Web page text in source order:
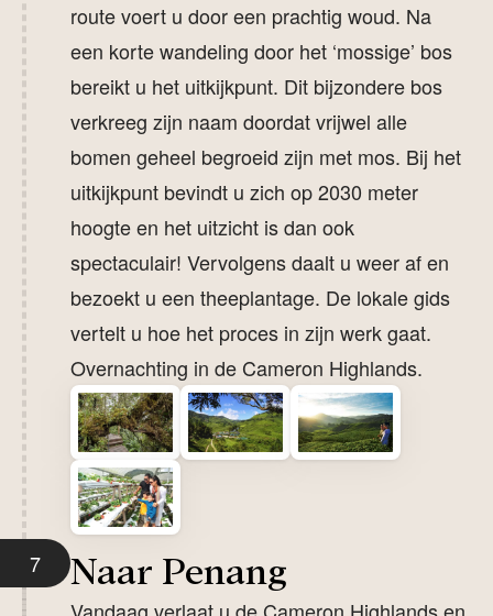
route voert u door een prachtig woud. Na
een korte wandeling door het ‘mossige’ bos
bereikt u het uitkijkpunt. Dit bijzondere bos
verkreeg zijn naam doordat vrijwel alle
bomen geheel begroeid zijn met mos. Bij het
uitkijkpunt bevindt u zich op 2030 meter
hoogte en het uitzicht is dan ook
spectaculair! Vervolgens daalt u weer af en
bezoekt u een theeplantage. De lokale gids
vertelt u hoe het proces in zijn werk gaat.
Overnachting in de Cameron Highlands.
7 Naar Penang